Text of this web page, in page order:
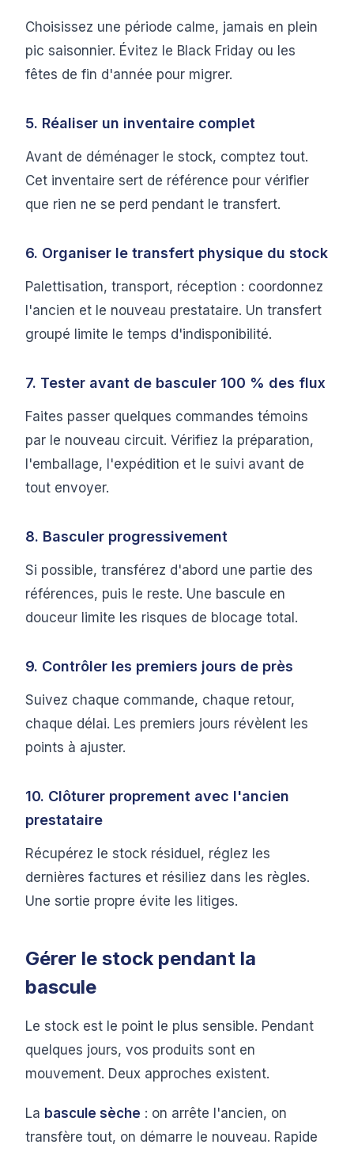
Choisissez une période calme, jamais en plein
pic saisonnier. Évitez le Black Friday ou les
fêtes de fin d'année pour migrer.
5. Réaliser un inventaire complet
Avant de déménager le stock, comptez tout.
Cet inventaire sert de référence pour vérifier
que rien ne se perd pendant le transfert.
6. Organiser le transfert physique du stock
Palettisation, transport, réception : coordonnez
l'ancien et le nouveau prestataire. Un transfert
groupé limite le temps d'indisponibilité.
7. Tester avant de basculer 100 % des flux
Faites passer quelques commandes témoins
par le nouveau circuit. Vérifiez la préparation,
l'emballage, l'expédition et le suivi avant de
tout envoyer.
8. Basculer progressivement
Si possible, transférez d'abord une partie des
références, puis le reste. Une bascule en
douceur limite les risques de blocage total.
9. Contrôler les premiers jours de près
Suivez chaque commande, chaque retour,
chaque délai. Les premiers jours révèlent les
points à ajuster.
10. Clôturer proprement avec l'ancien
prestataire
Récupérez le stock résiduel, réglez les
dernières factures et résiliez dans les règles.
Une sortie propre évite les litiges.
Gérer le stock pendant la
bascule
Le stock est le point le plus sensible. Pendant
quelques jours, vos produits sont en
mouvement. Deux approches existent.
La bascule sèche : on arrête l'ancien, on
transfère tout, on démarre le nouveau. Rapide